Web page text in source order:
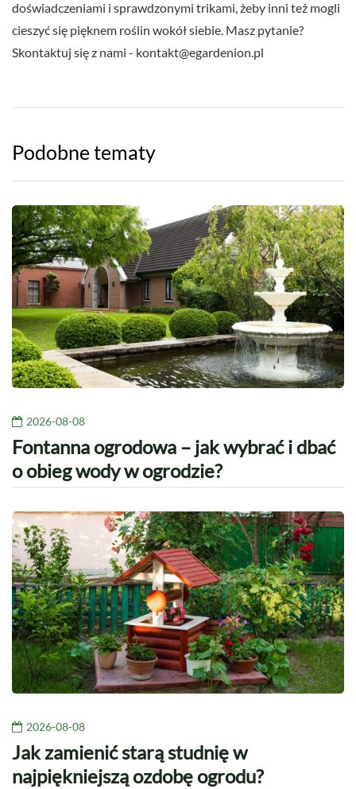
doświadczeniami i sprawdzonymi trikami, żeby inni też mogli
cieszyć się pięknem roślin wokół siebie. Masz pytanie?
Skontaktuj się z nami - kontakt@egardenion.pl
Podobne tematy
2026-08-08
Fontanna ogrodowa – jak wybrać i dbać
o obieg wody w ogrodzie?
2026-08-08
Jak zamienić starą studnię w
najpiękniejszą ozdobę ogrodu?